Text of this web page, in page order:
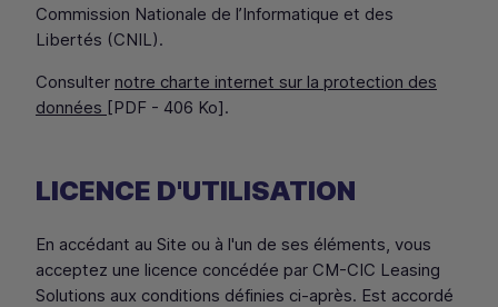
Commission Nationale de l’Informatique et des
Libertés (CNIL ).
Consulter notre charte internet sur la protection des
données [PDF - 406 Ko].
LICENCE D'UTILISATION
En accédant au Site ou à l'un de ses éléments, vous
acceptez une licence concédée par CM-CIC Leasing
Solutions aux conditions définies ci-après. Est accordé